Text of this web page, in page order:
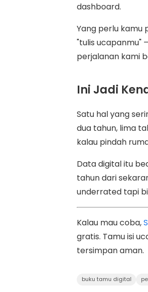
dashboard.
Yang perlu kamu
"tulis ucapanmu"
perjalanan kami
Ini Jadi
Satu hal yang
dua tahun, lima
kalau pindah
Data digital itu
tahun dari
underrated tapi
Kalau mau coba,
gratis. Tamu isi
tersimpan aman.
buku tamu digital